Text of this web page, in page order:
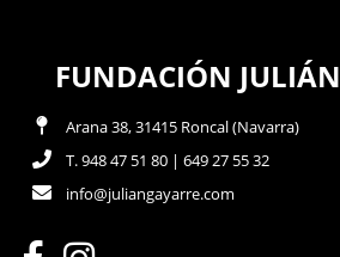
FUNDACIÓN
Arana 38, 31415 Roncal (Navarra)
T. 948 47 51 80 | 649 27 55 32
info@juliangayarre.com